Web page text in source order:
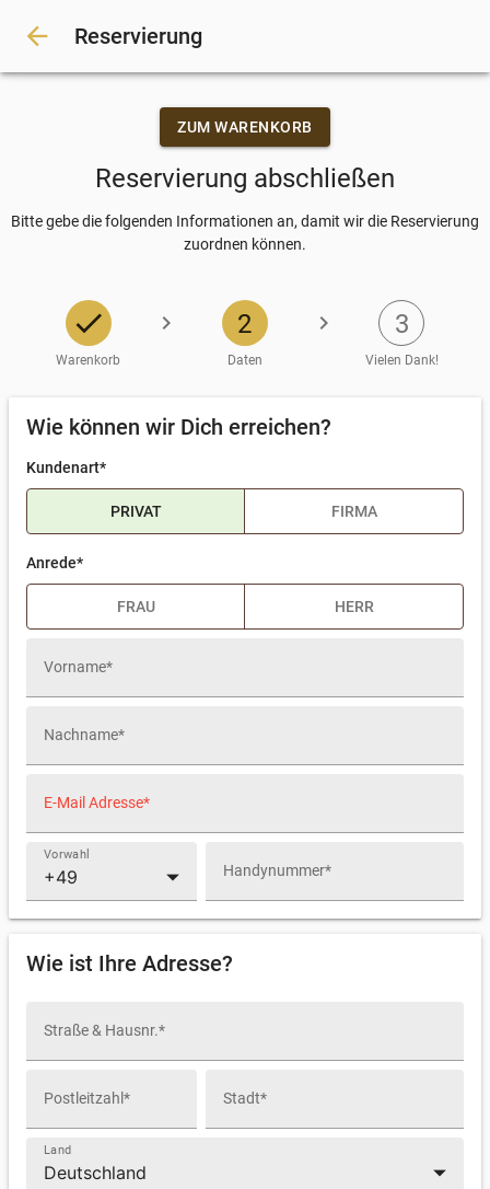
arrow_back Reservierung
ZUM WARENKORB
Reservierung abschließen
Bitte gebe die folgenden Informationen an, damit wir die Reservierung
zuordnen können.
check
Warenkorb
chevron_right 2
Daten
chevron_right 3
Vielen Dank!
Wie können wir Dich erreichen?
Kundenart*
PRIVAT FIRMA
Firmenname*
Anrede*
FRAU HERR
Vorname*
Nachname*
E-Mail Adresse*
Vorwahl
arrow_drop_down Handynummer*
Wie ist Ihre Adresse?
Straße & Hausnr.*
Postleitzahl* Stadt*
Land
arrow_drop_down